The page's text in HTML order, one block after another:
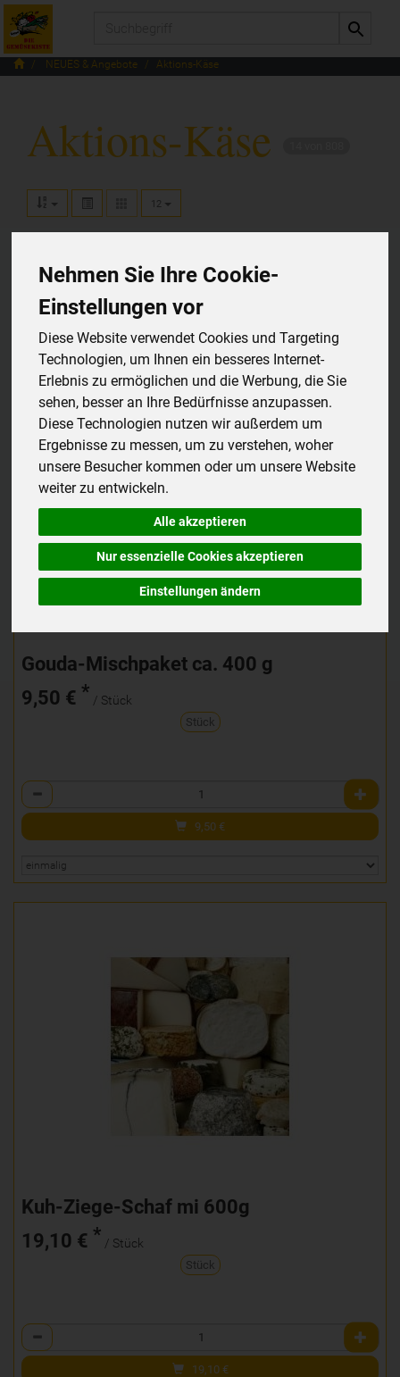
Nehmen Sie Ihre Cookie-
Einstellungen vor
Diese Website verwendet Cookies und Targeting
Technologien, um Ihnen ein besseres Internet-
Erlebnis zu ermöglichen und die Werbung, die Sie
sehen, besser an Ihre Bedürfnisse anzupassen.
Diese Technologien nutzen wir außerdem um
Ergebnisse zu messen, um zu verstehen, woher
unsere Besucher kommen oder um unsere Website
weiter zu entwickeln.
Alle akzeptieren
Nur essenzielle Cookies akzeptieren
Einstellungen ändern
NEUES & Angebote Aktions-Käse
Aktions-Käse
12
Hersteller Ernährung Allergene
Gouda-Mischpaket ca. 400 g
9,50 € * / Stück
Stück
Anzahl
9,50 €
Kuh-Ziege-Schaf mi 600g
19,10 € * / Stück
Stück
Anzahl
19,10 €